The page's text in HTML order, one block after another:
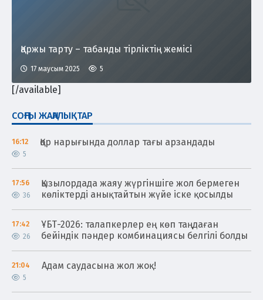
СОҢҒЫ ЖАҢАЛЫҚТАР
16:12
5
Қор нарығында доллар тағы арзандады
17:56
36
Қызылордада жаяу жүргіншіге жол бермеген
көліктерді анықтайтын жүйе іске қосылды
17:42
26
ҰБТ-2026: талапкерлер ең көп таңдаған
бейіндік пәндер комбинациясы белгілі болды
21:04
5
Адам саудасына жол жоқ!
Қаржы тарту – табанды тірліктің жемісі
17 маусым 2025 5
[/available]